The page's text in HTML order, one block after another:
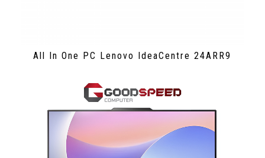
All In One PC Lenovo IdeaCentre 24ARR9